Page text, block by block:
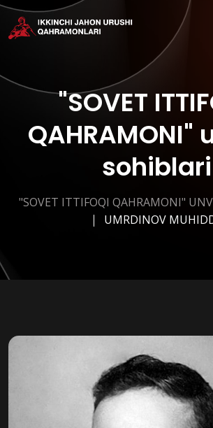
"SOVET
QAHRAMONI"
sohiblari
"SOVET ITTIFOQI QAHRAMONI"
UMRDINOV